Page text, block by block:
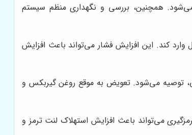
می‌شود. همچنین، بررسی و نگهداری منظم سیستم
کند. این افزایش فشار می‌تواند باعث افزایش
توصیه می‌شود. تعویض به موقع روغن گیربکس و
می‌تواند باعث افزایش استهلاک لنت ترمز و